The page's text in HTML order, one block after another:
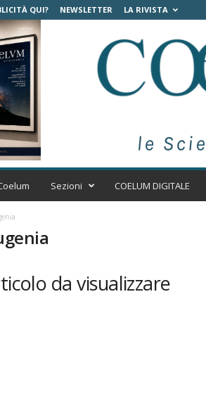
QUI? NEWSLETTER LA RIVISTA
C
m
t
Sezioni COELUM DIGITALE
da visualizzare